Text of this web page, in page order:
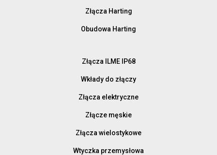
Złącza Harting
Obudowa Harting
Złącza ILME IP68
Wkłady do złączy
Złącza elektryczne
Złącze męskie
Złącza wielostykowe
Wtyczka przemysłowa